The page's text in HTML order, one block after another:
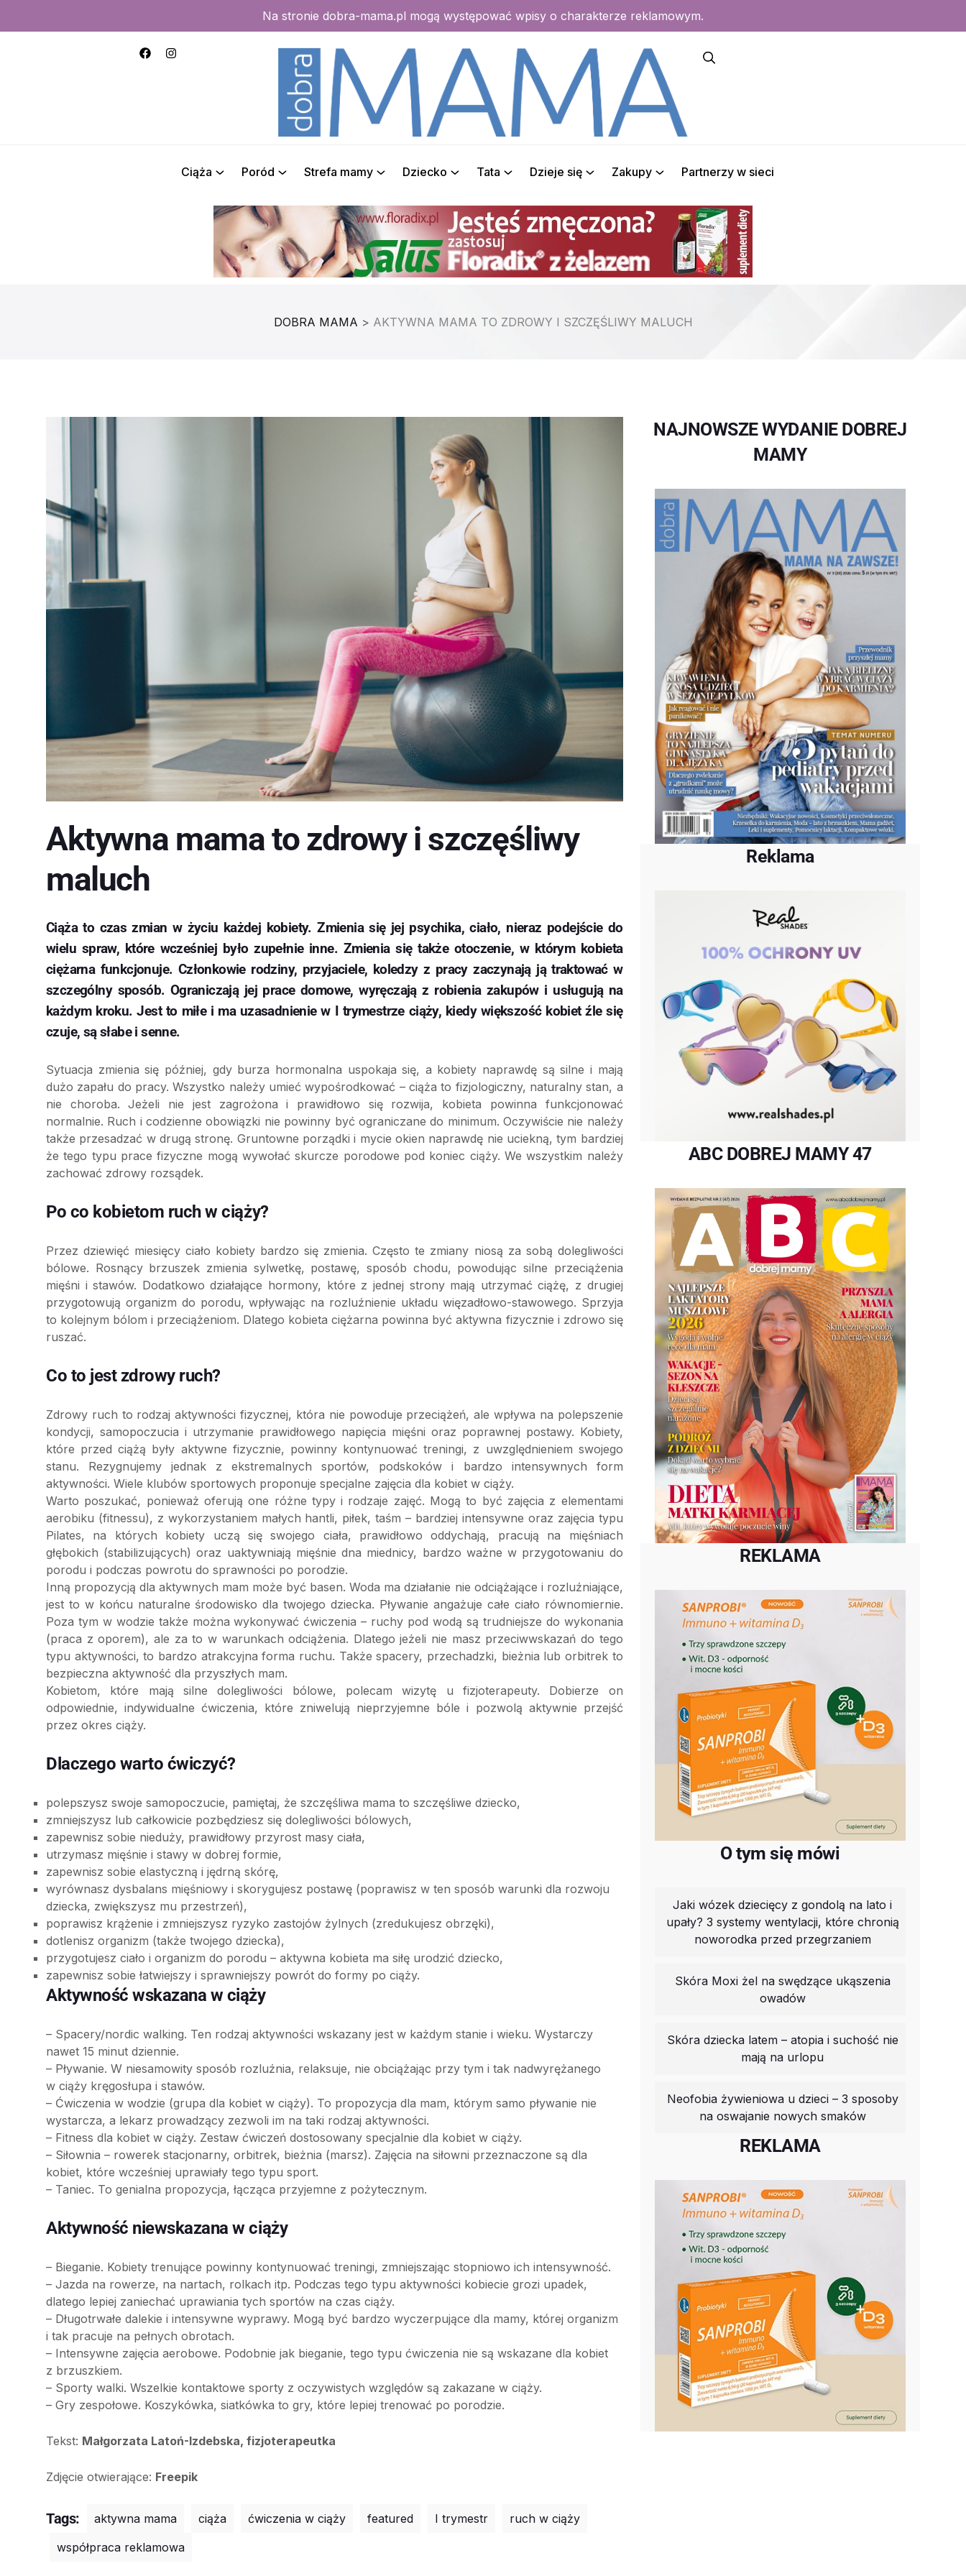
Na stronie dobra-mama.pl mogą występować wpisy o charakterze reklamowym.
Ciąża Poród Strefa mamy Dziecko Tata Dzieje się Zakupy Partnerzy w sieci
DOBRA MAMA > AKTYWNA MAMA TO ZDROWY I SZCZĘŚLIWY MALUCH
Aktywna mama to zdrowy i szczęśliwy
maluch
Ciąża to czas zmian w życiu każdej kobiety. Zmienia się jej psychika, ciało, nieraz podejście do
wielu spraw, które wcześniej było zupełnie inne. Zmienia się także otoczenie, w którym kobieta
ciężarna funkcjonuje. Członkowie rodziny, przyjaciele, koledzy z pracy zaczynają ją traktować w
szczególny sposób. Ograniczają jej prace domowe, wyręczają z robienia zakupów i usługują na
każdym kroku. Jest to miłe i ma uzasadnienie w I trymestrze ciąży, kiedy większość kobiet źle się
czuje, są słabe i senne.
Sytuacja zmienia się później, gdy burza hormonalna uspokaja się, a kobiety naprawdę są silne i mają
dużo zapału do pracy. Wszystko należy umieć wypośrodkować – ciąża to fizjologiczny, naturalny stan, a
nie choroba. Jeżeli nie jest zagrożona i prawidłowo się rozwija, kobieta powinna funkcjonować
normalnie. Ruch i codzienne obowiązki nie powinny być ograniczane do minimum. Oczywiście nie należy
także przesadzać w drugą stronę. Gruntowne porządki i mycie okien naprawdę nie uciekną, tym bardziej
że tego typu prace fizyczne mogą wywołać skurcze porodowe pod koniec ciąży. We wszystkim należy
zachować zdrowy rozsądek.
Po co kobietom ruch w ciąży?
Przez dziewięć miesięcy ciało kobiety bardzo się zmienia. Często te zmiany niosą za sobą dolegliwości
bólowe. Rosnący brzuszek zmienia sylwetkę, postawę, sposób chodu, powodując silne przeciążenia
mięśni i stawów. Dodatkowo działające hormony, które z jednej strony mają utrzymać ciążę, z drugiej
przygotowują organizm do porodu, wpływając na rozluźnienie układu więzadłowo-stawowego. Sprzyja
to kolejnym bólom i przeciążeniom. Dlatego kobieta ciężarna powinna być aktywna fizycznie i zdrowo się
ruszać.
Co to jest zdrowy ruch?
Zdrowy ruch to rodzaj aktywności fizycznej, która nie powoduje przeciążeń, ale wpływa na polepszenie
kondycji, samopoczucia i utrzymanie prawidłowego napięcia mięśni oraz poprawnej postawy. Kobiety,
które przed ciążą były aktywne fizycznie, powinny kontynuować treningi, z uwzględnieniem swojego
stanu. Rezygnujemy jednak z ekstremalnych sportów, podskoków i bardzo intensywnych form
aktywności. Wiele klubów sportowych proponuje specjalne zajęcia dla kobiet w ciąży.
Warto poszukać, ponieważ oferują one różne typy i rodzaje zajęć. Mogą to być zajęcia z elementami
aerobiku (fitnessu), z wykorzystaniem małych hantli, piłek, taśm – bardziej intensywne oraz zajęcia typu
Pilates, na których kobiety uczą się swojego ciała, prawidłowo oddychają, pracują na mięśniach
głębokich (stabilizujących) oraz uaktywniają mięśnie dna miednicy, bardzo ważne w przygotowaniu do
porodu i podczas powrotu do sprawności po porodzie.
Inną propozycją dla aktywnych mam może być basen. Woda ma działanie nie odciążające i rozluźniające,
jest to w końcu naturalne środowisko dla twojego dziecka. Pływanie angażuje całe ciało równomiernie.
Poza tym w wodzie także można wykonywać ćwiczenia – ruchy pod wodą są trudniejsze do wykonania
(praca z oporem), ale za to w warunkach odciążenia. Dlatego jeżeli nie masz przeciwwskazań do tego
typu aktywności, to bardzo atrakcyjna forma ruchu. Także spacery, przechadzki, bieżnia lub orbitrek to
bezpieczna aktywność dla przyszłych mam.
Kobietom, które mają silne dolegliwości bólowe, polecam wizytę u fizjoterapeuty. Dobierze on
odpowiednie, indywidualne ćwiczenia, które zniwelują nieprzyjemne bóle i pozwolą aktywnie przejść
przez okres ciąży.
Dlaczego warto ćwiczyć?
polepszysz swoje samopoczucie, pamiętaj, że szczęśliwa mama to szczęśliwe dziecko,
zmniejszysz lub całkowicie pozbędziesz się dolegliwości bólowych,
zapewnisz sobie nieduży, prawidłowy przyrost masy ciała,
utrzymasz mięśnie i stawy w dobrej formie,
zapewnisz sobie elastyczną i jędrną skórę,
wyrównasz dysbalans mięśniowy i skorygujesz postawę (poprawisz w ten sposób warunki dla rozwoju
dziecka, zwiększysz mu przestrzeń),
poprawisz krążenie i zmniejszysz ryzyko zastojów żylnych (zredukujesz obrzęki),
dotlenisz organizm (także twojego dziecka),
przygotujesz ciało i organizm do porodu – aktywna kobieta ma siłę urodzić dziecko,
zapewnisz sobie łatwiejszy i sprawniejszy powrót do formy po ciąży.
Aktywność wskazana w ciąży
– Spacery/nordic walking. Ten rodzaj aktywności wskazany jest w każdym stanie i wieku. Wystarczy
nawet 15 minut dziennie.
– Pływanie. W niesamowity sposób rozluźnia, relaksuje, nie obciążając przy tym i tak nadwyrężanego
w ciąży kręgosłupa i stawów.
– Ćwiczenia w wodzie (grupa dla kobiet w ciąży). To propozycja dla mam, którym samo pływanie nie
wystarcza, a lekarz prowadzący zezwoli im na taki rodzaj aktywności.
– Fitness dla kobiet w ciąży. Zestaw ćwiczeń dostosowany specjalnie dla kobiet w ciąży.
– Siłownia – rowerek stacjonarny, orbitrek, bieżnia (marsz). Zajęcia na siłowni przeznaczone są dla
kobiet, które wcześniej uprawiały tego typu sport.
– Taniec. To genialna propozycja, łącząca przyjemne z pożytecznym.
Aktywność niewskazana w ciąży
– Bieganie. Kobiety trenujące powinny kontynuować treningi, zmniejszając stopniowo ich intensywność.
– Jazda na rowerze, na nartach, rolkach itp. Podczas tego typu aktywności kobiecie grozi upadek,
dlatego lepiej zaniechać uprawiania tych sportów na czas ciąży.
– Długotrwałe dalekie i intensywne wyprawy. Mogą być bardzo wyczerpujące dla mamy, której organizm
i tak pracuje na pełnych obrotach.
– Intensywne zajęcia aerobowe. Podobnie jak bieganie, tego typu ćwiczenia nie są wskazane dla kobiet
z brzuszkiem.
– Sporty walki. Wszelkie kontaktowe sporty z oczywistych względów są zakazane w ciąży.
– Gry zespołowe. Koszykówka, siatkówka to gry, które lepiej trenować po porodzie.
Tekst: Małgorzata Latoń-Izdebska, fizjoterapeutka
Zdjęcie otwierające: Freepik
Tags: aktywna mama ciąża ćwiczenia w ciąży featured I trymestr
ruch w ciąży
współpraca reklamowa
NAJNOWSZE WYDANIE DOBREJ
MAMY
Reklama
ABC DOBREJ MAMY 47
REKLAMA
O tym się mówi
Jaki wózek dziecięcy z gondolą na lato i
upały? 3 systemy wentylacji, które chronią
noworodka przed przegrzaniem
Skóra Moxi żel na swędzące ukąszenia
owadów
Skóra dziecka latem – atopia i suchość nie
mają na urlopu
Neofobia żywieniowa u dzieci – 3 sposoby
na oswajanie nowych smaków
REKLAMA